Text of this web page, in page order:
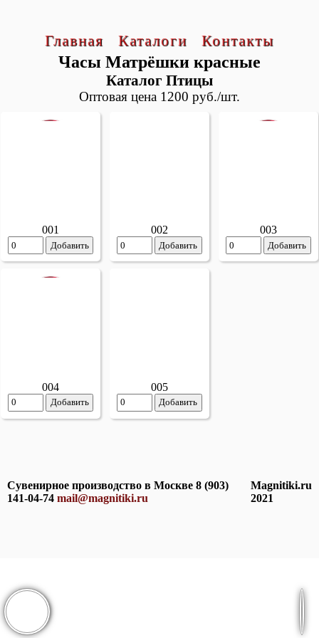
0
Главная Каталоги Контакты
Часы Матрёшки красные
Каталог Птицы
Оптовая цена 1200 руб./шт.
001
Добавить
002
Добавить
003
Добавить
004
Добавить
005
Добавить
Сувенирное производство в Москве 8 (903)
141-04-74 mail@magnitiki.ru
Magnitiki.ru
2021